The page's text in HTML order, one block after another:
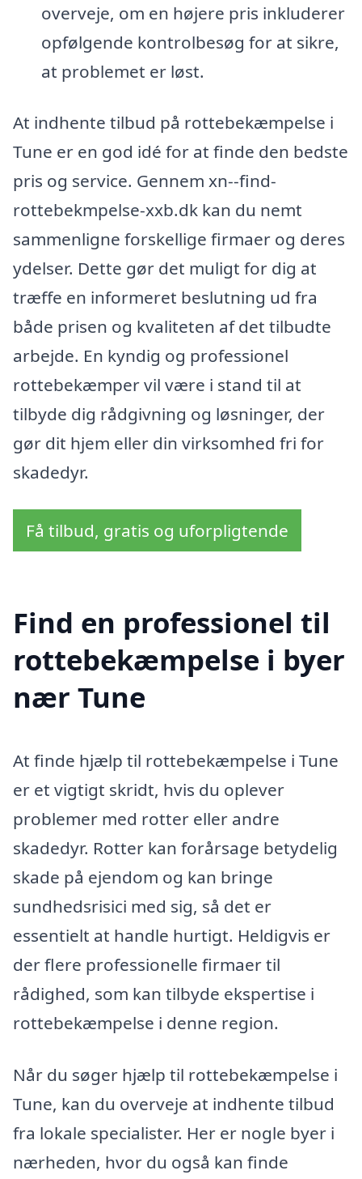
overveje, om en højere pris inkluderer
opfølgende kontrolbesøg for at sikre,
at problemet er løst.
At indhente tilbud på rottebekæmpelse i
Tune er en god idé for at finde den bedste
pris og service. Gennem xn--find-
rottebekmpelse-xxb.dk kan du nemt
sammenligne forskellige firmaer og deres
ydelser. Dette gør det muligt for dig at
træffe en informeret beslutning ud fra
både prisen og kvaliteten af det tilbudte
arbejde. En kyndig og professionel
rottebekæmper vil være i stand til at
tilbyde dig rådgivning og løsninger, der
gør dit hjem eller din virksomhed fri for
skadedyr.
Få tilbud, gratis og uforpligtende
Find en professionel til
rottebekæmpelse i byer
nær Tune
At finde hjælp til rottebekæmpelse i Tune
er et vigtigt skridt, hvis du oplever
problemer med rotter eller andre
skadedyr. Rotter kan forårsage betydelig
skade på ejendom og kan bringe
sundhedsrisici med sig, så det er
essentielt at handle hurtigt. Heldigvis er
der flere professionelle firmaer til
rådighed, som kan tilbyde ekspertise i
rottebekæmpelse i denne region.
Når du søger hjælp til rottebekæmpelse i
Tune, kan du overveje at indhente tilbud
fra lokale specialister. Her er nogle byer i
nærheden, hvor du også kan finde